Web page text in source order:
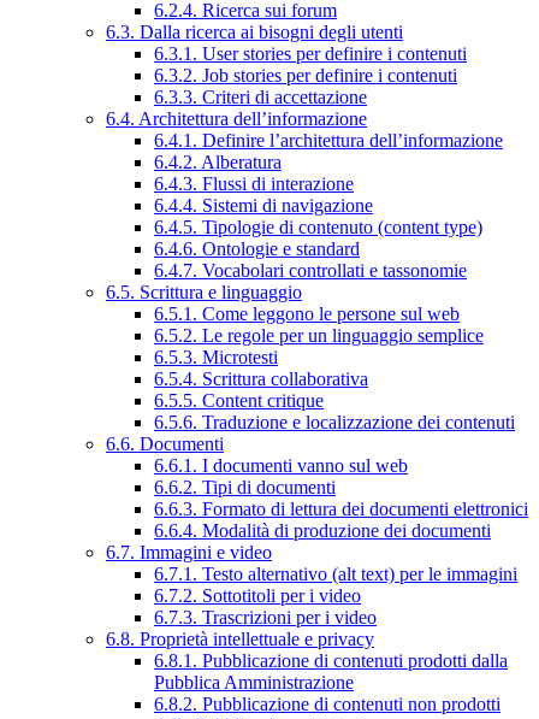
6.2.4. Ricerca sui forum
6.3. Dalla ricerca ai bisogni degli utenti
6.3.1. User stories per definire i contenuti
6.3.2. Job stories per definire i contenuti
6.3.3. Criteri di accettazione
6.4. Architettura dell’informazione
6.4.1. Definire l’architettura dell’informazione
6.4.2. Alberatura
6.4.3. Flussi di interazione
6.4.4. Sistemi di navigazione
6.4.5. Tipologie di contenuto (content type)
6.4.6. Ontologie e standard
6.4.7. Vocabolari controllati e tassonomie
6.5. Scrittura e linguaggio
6.5.1. Come leggono le persone sul web
6.5.2. Le regole per un linguaggio semplice
6.5.3. Microtesti
6.5.4. Scrittura collaborativa
6.5.5. Content critique
6.5.6. Traduzione e localizzazione dei contenuti
6.6. Documenti
6.6.1. I documenti vanno sul web
6.6.2. Tipi di documenti
6.6.3. Formato di lettura dei documenti elettronici
6.6.4. Modalità di produzione dei documenti
6.7. Immagini e video
6.7.1. Testo alternativo (alt text) per le immagini
6.7.2. Sottotitoli per i video
6.7.3. Trascrizioni per i video
6.8. Proprietà intellettuale e privacy
6.8.1. Pubblicazione di contenuti prodotti dalla
Pubblica Amministrazione
6.8.2. Pubblicazione di contenuti non prodotti